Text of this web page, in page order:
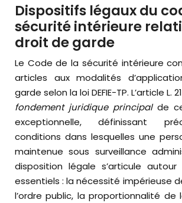
Dispositifs légaux du
sécurité intérieure
droit de garde
Le Code de la sécurité intérieure
articles aux modalités
garde selon la loi DEFIE-TP. L’article L.
fondement juridique principal de
exceptionnelle, définissant
conditions dans lesquelles une
maintenue sous surveillance
disposition légale s’articule
essentiels : la nécessité impérieuse
l’ordre public, la proportionnalité